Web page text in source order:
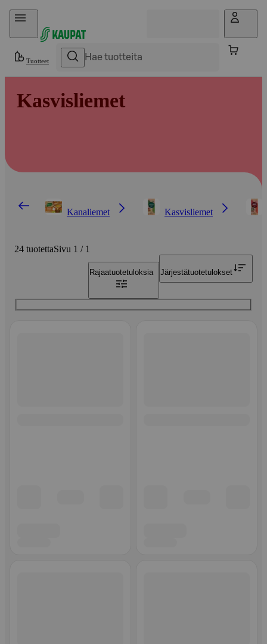
Hyppää sisältöön
Tuotteet
Kasvisliemet
Kanaliemet Kasvisliemet
24 tuotettaSivu 1 / 1
Rajaatuotetuloksia Järjestätuotetulokset